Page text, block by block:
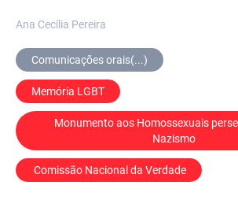
Ana Cecília Pereira
Comunicações orais(...)
Memória LGBT
Nazismo
Comissão Nacional da Verdade